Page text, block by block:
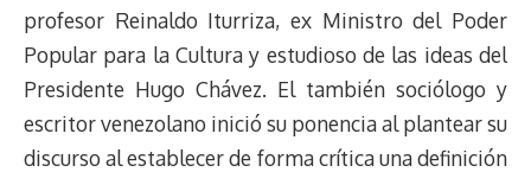
profesor Reinaldo Iturriza, ex Ministro del Poder
Popular para la Cultura y estudioso de las ideas del
Presidente Hugo Chávez. El también sociólogo y
escritor venezolano inició su ponencia al plantear su
discurso al establecer de forma crítica una definición